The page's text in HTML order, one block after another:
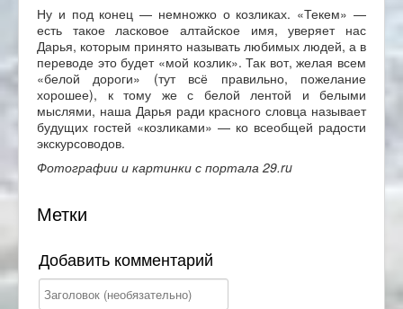
Ну и под конец — немножко о козликах. «Текем» —
есть такое ласковое алтайское имя, уверяет нас
Дарья, которым принято называть любимых людей, а в
переводе это будет «мой козлик». Так вот, желая всем
«белой дороги» (тут всё правильно, пожелание
хорошее), к тому же с белой лентой и белыми
мыслями, наша Дарья ради красного словца называет
будущих гостей «козликами» — ко всеобщей радости
экскурсоводов.
Фотографии и картинки с портала 29.ru
Метки
Добавить комментарий